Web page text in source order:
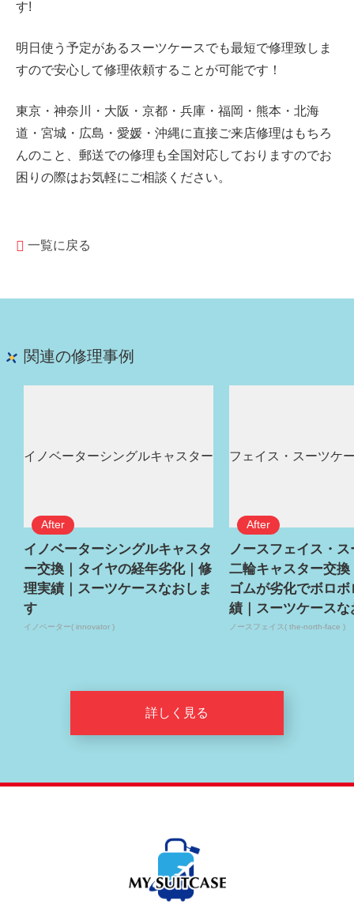
す!
明日使う予定があるスーツケースでも最短で修理致しま
すので安心して修理依頼することが可能です！
東京・神奈川・大阪・京都・兵庫・福岡・熊本・北海
道・宮城・広島・愛媛・沖縄に直接ご来店修理はもちろ
んのこと、郵送での修理も全国対応しておりますのでお
困りの際はお気軽にご相談ください。
一覧に戻る
関連の修理事例
イノベーターシングルキャスタ
ー交換｜タイヤの経年劣化｜修
理実績｜スーツケースなおしま
す
イノベーター( innovator )
ノースフェイス・
二輪キャスター交換
ゴムが劣化でボロ
績｜スーツケースな
ノースフェイス( the-north-face )
詳しく見る